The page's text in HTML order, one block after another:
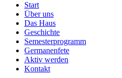
Start
Über uns
Das Haus
Geschichte
Semesterprogramm
Germanenfete
Aktiv werden
Kontakt